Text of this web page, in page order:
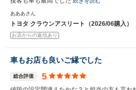
あああさん
トヨタ クラウンアスリート（2026/06購入）
お店からの返信あり
車もお店も良いご縁でした
総合評価 5
いいえ